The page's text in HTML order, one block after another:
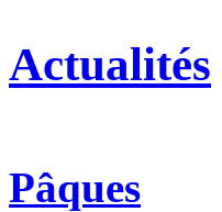
Actualités
Pâques